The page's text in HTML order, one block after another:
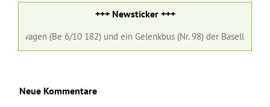
+++ Newsticker +++
(Be 6/10 182) und ein Gelenkbus (Nr. 98) der Baselland
Neue Kommentare